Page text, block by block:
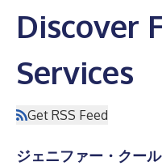
Discover
Services
Get RSS Feed
ジェニファー・クー